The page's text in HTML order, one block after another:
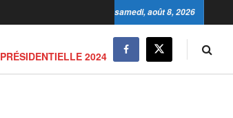
samedi, août 8, 2026
PRÉSIDENTIELLE 2024